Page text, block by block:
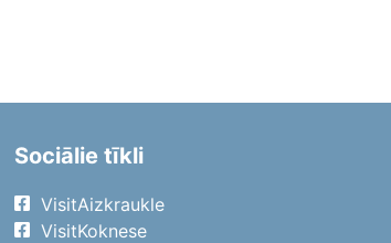
Sociālie tīkli
VisitAizkraukle
VisitKoknese